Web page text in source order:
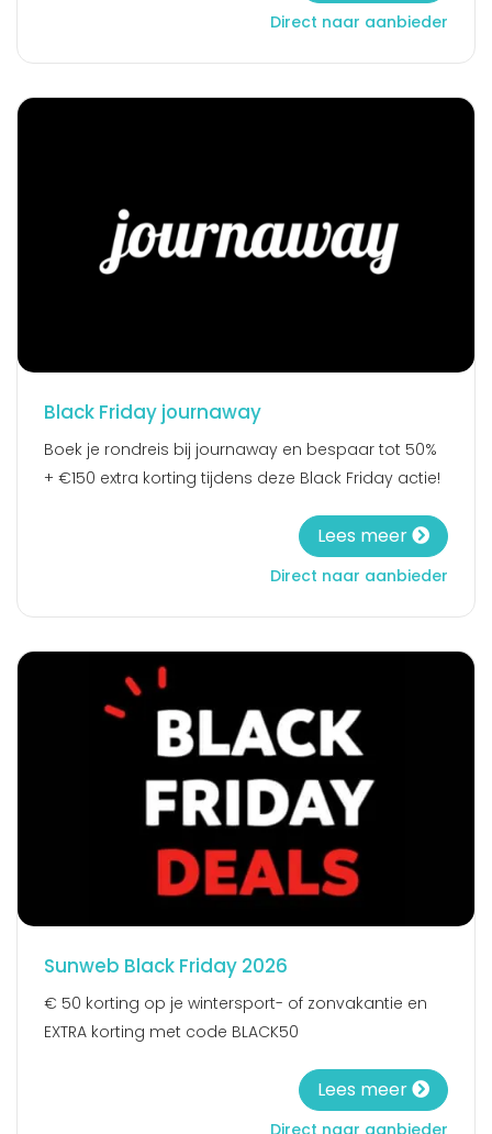
Direct naar aanbieder
Black Friday journaway
Boek je rondreis bij journaway en bespaar tot 50%
+ €150 extra korting tijdens deze Black Friday actie!
Lees meer
Direct naar aanbieder
Sunweb Black Friday 2026
€ 50 korting op je wintersport- of zonvakantie en
EXTRA korting met code BLACK50
Lees meer
Direct naar aanbieder